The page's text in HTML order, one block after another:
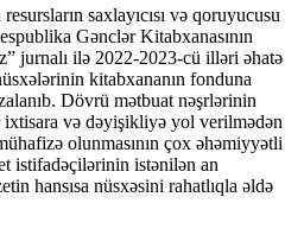
saxlayıcısı və qoruyucusu
Gənclər Kitabxanasının
jurnalı ilə 2022-2023-cü illəri əhatə
kitabxananın fonduna
Dövrü mətbuat nəşrlərinin
və dəyişikliyə yol verilmədən
olunmasının çox əhəmiyyətli
istifadəçilərinin istənilən an
hansısa nüsxəsini rahatlıqla əldə